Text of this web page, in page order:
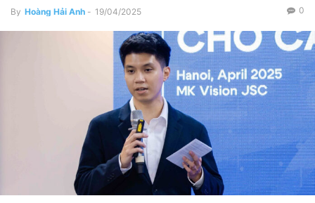
By Hoàng Hải Anh - 19/04/2025 0